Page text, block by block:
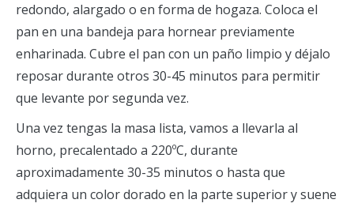
redondo, alargado o en forma de hogaza. Coloca el
pan en una bandeja para hornear previamente
enharinada. Cubre el pan con un paño limpio y déjalo
reposar durante otros 30-45 minutos para permitir
que levante por segunda vez.
Una vez tengas la masa lista, vamos a llevarla al
horno, precalentado a 220ºC, durante
aproximadamente 30-35 minutos o hasta que
adquiera un color dorado en la parte superior y suene